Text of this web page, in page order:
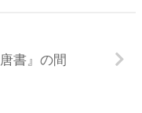
書』の間